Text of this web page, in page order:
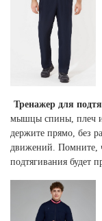
Тренажер для
мышцы спины, плеч и
держите прямо, без
движений. Помните,
подтягивания будет